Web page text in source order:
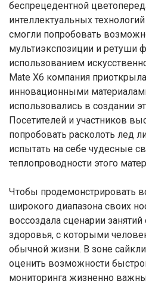
беспрецедентной
интеллектуальных
смогли попробовать
мультиэкспозиции и ретуши
использованием
Mate X6 компания
инновационными
использовались в создании
Посетителей и участников
попробовать расколоть лед
испытать на себе чудесные
теплопроводности этого
Чтобы продемонстрировать
широкого диапазона своих
воссоздала сценарии
здоровья, с которыми
обычной жизни. В зоне
оценить возможности
мониторинга жизненно